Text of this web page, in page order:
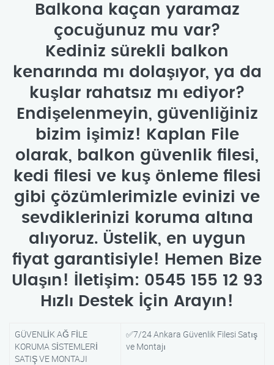
Balkona kaçan yaramaz
çocuğunuz mu var?
Kediniz sürekli balkon
kenarında mı dolaşıyor, ya da
kuşlar rahatsız mı ediyor?
Endişelenmeyin, güvenliğiniz
bizim işimiz! Kaplan File
olarak, balkon güvenlik filesi,
kedi filesi ve kuş önleme filesi
gibi çözümlerimizle evinizi ve
sevdiklerinizi koruma altına
alıyoruz. Üstelik, en uygun
fiyat garantisiyle! Hemen Bize
Ulaşın! İletişim: 0545 155 12 93
Hızlı Destek İçin Arayın!
GÜVENLİK AĞ FİLE
KORUMA SİSTEMLERİ
SATIŞ VE MONTAJI
✅7/24 Ankara Güvenlik Filesi Satış
ve Montajı